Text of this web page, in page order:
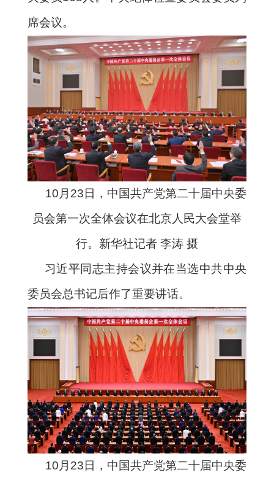
席会议。
10月23日，中国共产党第二十届中央委
员会第一次全体会议在北京人民大会堂举
行。新华社记者 李涛 摄
习近平同志主持会议并在当选中共中央
委员会总书记后作了重要讲话。
10月23日，中国共产党第二十届中央委